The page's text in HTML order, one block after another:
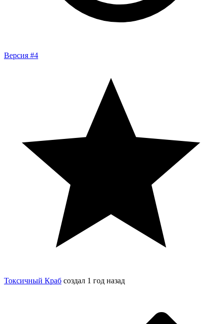
Версия #4
Токсичный Краб создал 1 год назад